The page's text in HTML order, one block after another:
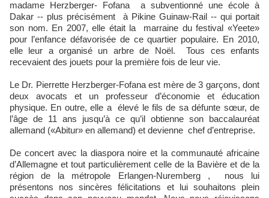
madame Herzberger- Fofana a subventionné une école à
Dakar -- plus précisément à Pikine Guinaw-Rail -- qui portait
son nom. En 2007, elle était la marraine du festival «Yeete»
pour l’enfance défavorisée de ce quartier populaire. En 2010,
elle leur a organisé un arbre de Noël. Tous ces enfants
recevaient des jouets pour la première fois de leur vie.
Le Dr. Pierrette Herzberger-Fofana est mère de 3 garçons, dont
deux avocats et un professeur d’économie et éducation
physique. En outre, elle a élevé le fils de sa défunte sœur, de
l’âge de 11 ans jusqu’à ce qu’il obtienne son baccalauréat
allemand («Abitur» en allemand) et devienne chef d’entreprise.
De concert avec la diaspora noire et la communauté africaine
d’Allemagne et tout particulièrement celle de la Bavière et de la
région de la métropole Erlangen-Nuremberg , nous lui
présentons nos sincères félicitations et lui souhaitons plein